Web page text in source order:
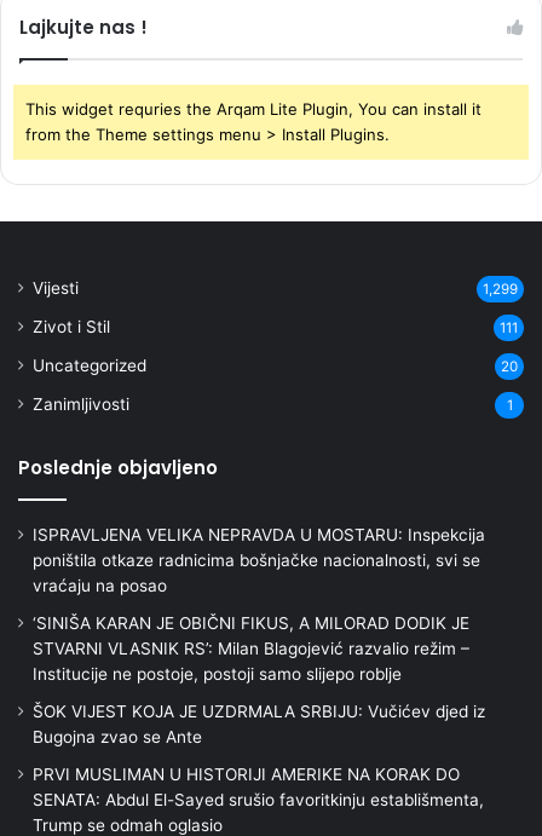
Lajkujte nas !
This widget requries the Arqam Lite Plugin, You can install it
from the Theme settings menu > Install Plugins.
Vijesti 1,299
Zivot i Stil 111
Uncategorized 20
Zanimljivosti 1
Poslednje objavljeno
ISPRAVLJENA VELIKA NEPRAVDA U MOSTARU: Inspekcija
poništila otkaze radnicima bošnjačke nacionalnosti, svi se
vraćaju na posao
‘SINIŠA KARAN JE OBIČNI FIKUS, A MILORAD DODIK JE
STVARNI VLASNIK RS’: Milan Blagojević razvalio režim –
Institucije ne postoje, postoji samo slijepo roblje
ŠOK VIJEST KOJA JE UZDRMALA SRBIJU: Vučićev djed iz
Bugojna zvao se Ante
PRVI MUSLIMAN U HISTORIJI AMERIKE NA KORAK DO
SENATA: Abdul El-Sayed srušio favoritkinju establišmenta,
Trump se odmah oglasio